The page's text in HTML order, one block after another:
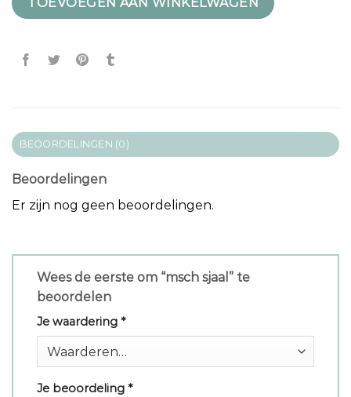
BEOORDELINGEN (0)
Beoordelingen
Er zijn nog geen beoordelingen.
Wees de eerste om “msch sjaal” te
beoordelen
Je waardering *
Je beoordeling *